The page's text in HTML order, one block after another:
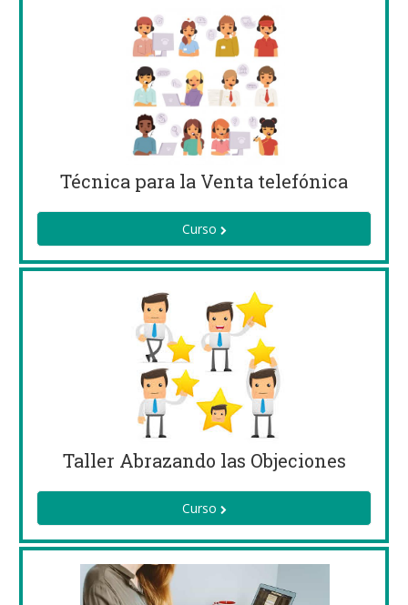
Técnica para la Venta telefónica
Curso
Taller Abrazando las Objeciones
Curso